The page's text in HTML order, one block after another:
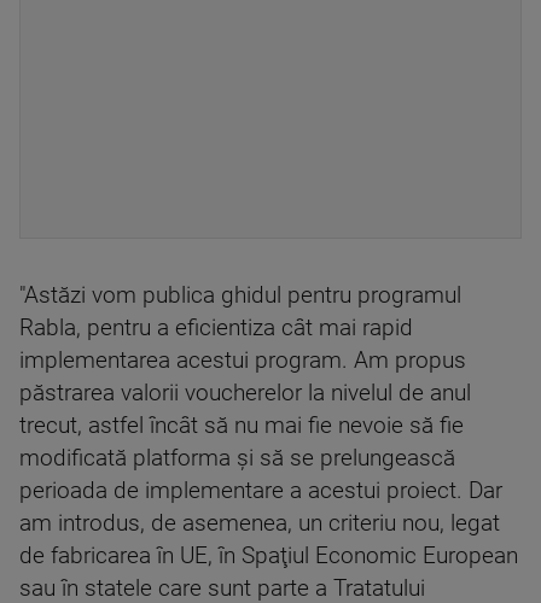
"Astăzi vom publica ghidul pentru programul
Rabla, pentru a eficientiza cât mai rapid
implementarea acestui program. Am propus
păstrarea valorii voucherelor la nivelul de anul
trecut, astfel încât să nu mai fie nevoie să fie
modificată platforma şi să se prelungească
perioada de implementare a acestui proiect. Dar
am introdus, de asemenea, un criteriu nou, legat
de fabricarea în UE, în Spaţiul Economic European
sau în statele care sunt parte a Tratatului